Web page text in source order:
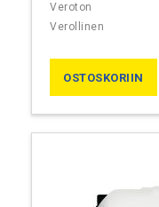
OSTOSKORIIN